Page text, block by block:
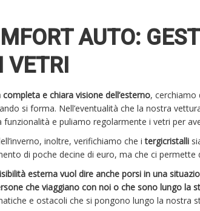
AUTO:
VETRI
completa e chiara visione dell’esterno, cerchiamo
si forma. Nell’eventualità che la nostra
funzionalità e puliamo regolarmente i vetri per
inoltre, verifichiamo che itergicristalli
di poche decine di euro, ma che ci
esterna vuol dire anche porsi in una
che viaggiano con noi o che sono lungo la
e ostacoli che si pongono lungo la nostra